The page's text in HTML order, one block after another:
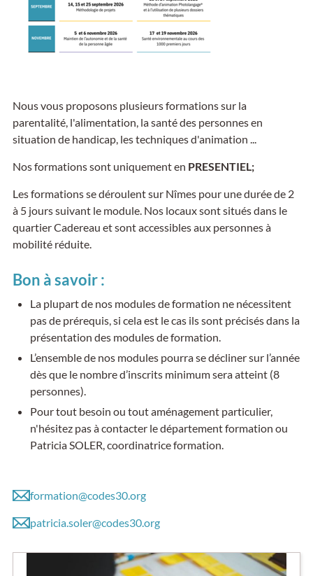
Nous vous proposons plusieurs formations sur la
parentalité, l'alimentation, la santé des personnes en
situation de handicap, les techniques d'animation ...
Nos formations sont uniquement en PRESENTIEL;
Les formations se déroulent sur Nîmes pour une durée de 2
à 5 jours suivant le module. Nos locaux sont situés dans le
quartier Cadereau et sont accessibles aux personnes à
mobilité réduite.
Bon à savoir :
La plupart de nos modules de formation ne nécessitent
pas de prérequis, si cela est le cas ils sont précisés dans la
présentation des modules de formation.
L’ensemble de nos modules pourra se décliner sur l’année
dès que le nombre d’inscrits minimum sera atteint (8
personnes).
Pour tout besoin ou tout aménagement particulier,
n'hésitez pas à contacter le département formation ou
Patricia SOLER, coordinatrice formation.
formation@codes30.org
patricia.soler@codes30.org